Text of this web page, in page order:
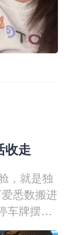
收走
，就是独
悉数搬进
车牌摆
眼小憩的